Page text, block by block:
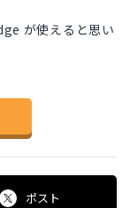
が使えると思い
ポスト